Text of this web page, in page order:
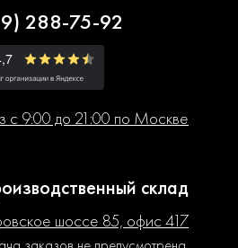
288-75-92
с 9:00 до 21:00 по Москве
склад
шоссе 85, офис 417